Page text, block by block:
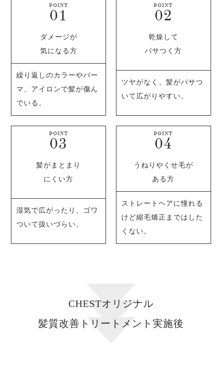
POINT
ダメージが
気になる方
繰り返しのカラーやパー
マ、アイロンで髪が傷ん
でいる。
POINT
乾燥して
パサつく方
ツヤがなく、髪がパサつ
いて広がりやすい。
POINT
髪がまとまり
にくい方
湿気で広がったり、ゴワ
ついて扱いづらい。
POINT
うねりやくせ毛が
ある方
ストレートヘアに憧れる
けど縮毛矯正まではした
くない。
CHESTオリジナル
髪質改善トリートメント実施後